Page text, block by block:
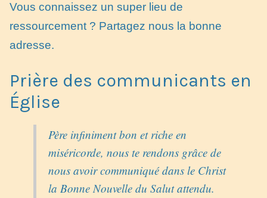
Vous connaissez un super lieu de
ressourcement ? Partagez nous la bonne
adresse.
Prière des communicants en
Église
Père infiniment bon et riche en
miséricorde, nous te rendons grâce de
nous avoir communiqué dans le Christ
la Bonne Nouvelle du Salut attendu.